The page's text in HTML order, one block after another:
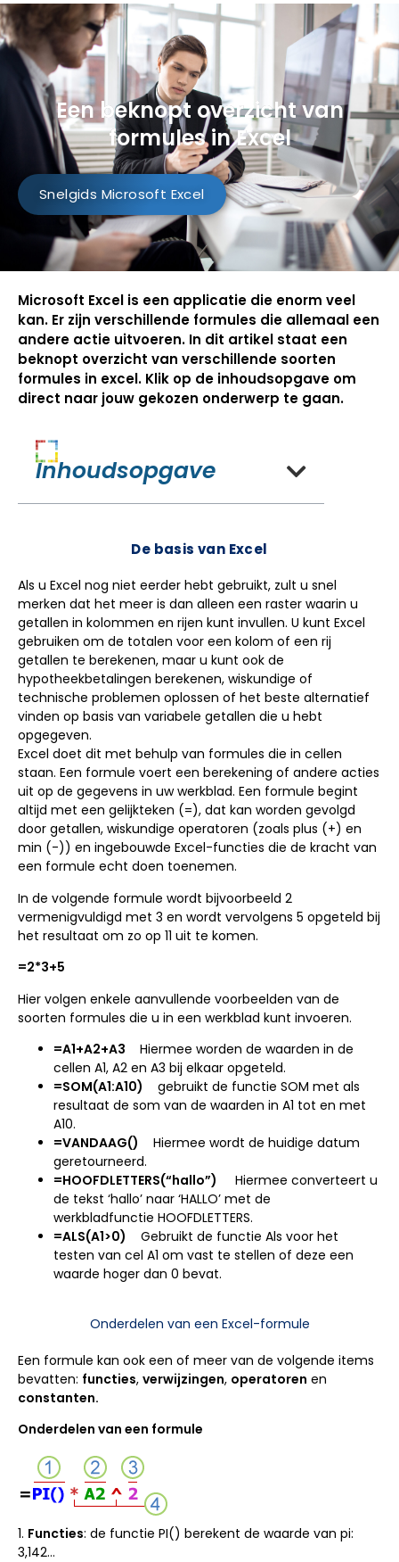
Een beknopt overzicht van
formules in Excel
Snelgids Microsoft Excel
Microsoft Excel is een applicatie die enorm veel
kan. Er zijn verschillende formules die allemaal een
andere actie uitvoeren. In dit artikel staat een
beknopt overzicht van verschillende soorten
formules in excel. Klik op de inhoudsopgave om
direct naar jouw gekozen onderwerp te gaan.
Inhoudsopgave
De basis van Excel
Als u Excel nog niet eerder hebt gebruikt, zult u snel
merken dat het meer is dan alleen een raster waarin u
getallen in kolommen en rijen kunt invullen. U kunt Excel
gebruiken om de totalen voor een kolom of een rij
getallen te berekenen, maar u kunt ook de
hypotheekbetalingen berekenen, wiskundige of
technische problemen oplossen of het beste alternatief
vinden op basis van variabele getallen die u hebt
opgegeven.
Excel doet dit met behulp van formules die in cellen
staan. Een formule voert een berekening of andere acties
uit op de gegevens in uw werkblad. Een formule begint
altijd met een gelijkteken (=), dat kan worden gevolgd
door getallen, wiskundige operatoren (zoals plus (+) en
min (-)) en ingebouwde Excel-functies die de kracht van
een formule echt doen toenemen.
In de volgende formule wordt bijvoorbeeld 2
vermenigvuldigd met 3 en wordt vervolgens 5 opgeteld bij
het resultaat om zo op 11 uit te komen.
=2*3+5
Hier volgen enkele aanvullende voorbeelden van de
soorten formules die u in een werkblad kunt invoeren.
=A1+A2+A3 Hiermee worden de waarden in de
cellen A1, A2 en A3 bij elkaar opgeteld.
=SOM(A1:A10) gebruikt de functie SOM met als
resultaat de som van de waarden in A1 tot en met
A10.
=VANDAAG() Hiermee wordt de huidige datum
geretourneerd.
=HOOFDLETTERS(“hallo”) Hiermee converteert u
de tekst ‘hallo’ naar ‘HALLO’ met de
werkbladfunctie HOOFDLETTERS.
=ALS(A1>0) Gebruikt de functie Als voor het
testen van cel A1 om vast te stellen of deze een
waarde hoger dan 0 bevat.
Onderdelen van een Excel-formule
Een formule kan ook een of meer van de volgende items
bevatten: functies, verwijzingen, operatoren en
constanten.
Onderdelen van een formule
1. Functies: de functie PI() berekent de waarde van pi:
3,142…